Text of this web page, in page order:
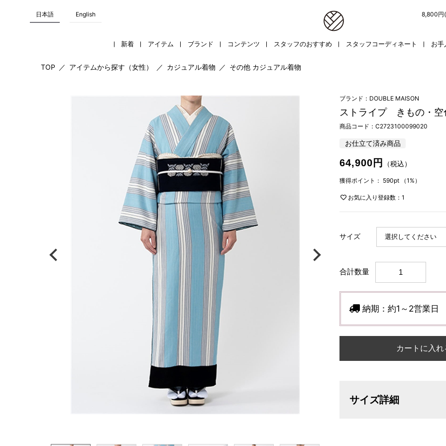
日本語 English 8,800円
新着 アイテム ブランド コンテンツ スタッフのおすすめ スタッフコーディネート お手
TOP ／ アイテムから探す（女性） ／ カジュアル着物 ／ その他 カジュアル着物
ブランド：DOUBLE MAISON
ストライプ きもの・空
商品コード： C2723100099020
お仕立て済み商品
64,900円 （税込）
獲得ポイント： 590pt （1%）
お気に入り登録数：1
サイズ
合計数量
納期： 約1～2営業日
カートに入れ
サイズ詳細